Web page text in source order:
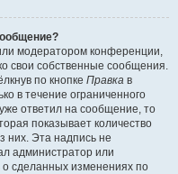
модератором конференции,
свои собственные сообщения.
по кнопке Правка в
в течение ограниченного
ответил на сообщение, то
показывает количество
них. Эта надпись не
администратор или
о сделанных изменениях по